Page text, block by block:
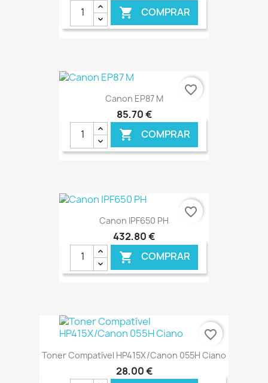
 COMPRAR
Canon EP87 M
85,70 €
 COMPRAR
€ ONLINE
favorite_border
Canon IPF650 PH
432,80 €
 COMPRAR
favorite_border
Toner Compatível HP415X/Canon 055H Ciano
28,00 €
favorite_border